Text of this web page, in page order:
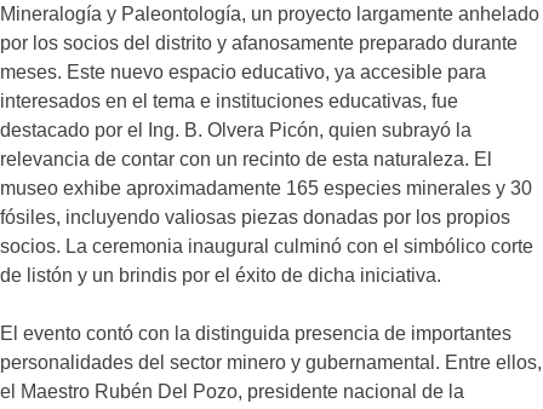
Mineralogía y Paleontología, un proyecto largamente anhelado
por los socios del distrito y afanosamente preparado durante
meses. Este nuevo espacio educativo, ya accesible para
interesados en el tema e instituciones educativas, fue
destacado por el Ing. B. Olvera Picón, quien subrayó la
relevancia de contar con un recinto de esta naturaleza. El
museo exhibe aproximadamente 165 especies minerales y 30
fósiles, incluyendo valiosas piezas donadas por los propios
socios. La ceremonia inaugural culminó con el simbólico corte
de listón y un brindis por el éxito de dicha iniciativa.
El evento contó con la distinguida presencia de importantes
personalidades del sector minero y gubernamental. Entre ellos,
el Maestro Rubén Del Pozo, presidente nacional de la